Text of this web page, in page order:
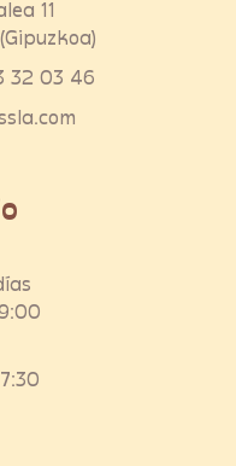
11
32 03 46